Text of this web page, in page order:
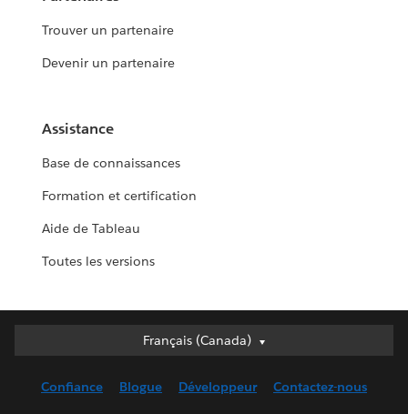
Trouver un partenaire
Devenir un partenaire
Assistance
Base de connaissances
Formation et certification
Aide de Tableau
Toutes les versions
Français (Canada)
Français (Canada)
English (UK)
Confiance Blogue Développeur Contactez-nous